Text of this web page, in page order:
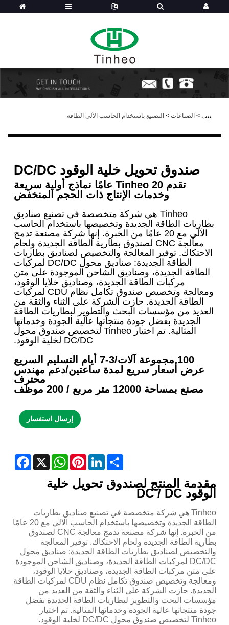
بيت > الصناعات > التصنيع باستخدام الحاسب الآلي الطاقة
صندوق تحويل خلية الوقود DC/DC
تقدم Tinheo 20 عامًا نماذج أولية سريعة
وخدمات الإنتاج ذات الحجم المنخفض
Tinheo هي شركة متخصصة في تصنيع صناديق
بطاريات الطاقة الجديدة وتخصيصها باستخدام الحاسب
الآلي مع 20 عامًا من الخبرة. إنها شركة مصنعة تدمج
معالجة CNC لصندوق بطارية الطاقة الجديدة ولحام
الاحتكاك. توفير المعالجة والتخصيص لصناديق بطاريات
الطاقة الجديدة: صناديق محول DC/DC لمركبات
الطاقة الجديدة، وصناديق الشاحن الموجودة على متن
مركبات الطاقة الجديدة، وصناديق خلايا الوقود،
ومعالجة وتخصيص صندوق تكامل نظام CDU لمركبات
الطاقة الجديدة. حازت الشركة على الثناء والثقة من
العديد من مؤسسات البحث والتطوير لبطاريات الطاقة
الجديدة بفضل جودة منتجاتها عالية الجودة وخدماتها
المثالية. تم اختيار Tinheo لتخصيص صندوق محول
DC/DC لخلية الوقود.
100 مجموعة آلات/3-7 أيام التسليم السريع
عرض أسعار سريع لمدة ساعتين/دعم مهندس
محترف
مصنع بمساحة 12000 متر مربع / 200 موظف
إرسال استفسار
X
WhatsAppPinterestLinkedInShare
مقدمة المنتج لصندوق تحويل خلية
الوقود DC / DC
Tinheo هي شركة متخصصة في تصنيع صناديق بطاريات
الطاقة الجديدة وتخصيصها باستخدام الحاسب الآلي مع 20 عامًا
من الخبرة. إنها شركة مصنعة تدمج معالجة CNC لصندوق
بطارية الطاقة الجديدة ولحام الاحتكاك. توفير المعالجة
والتخصيص لصناديق بطاريات الطاقة الجديدة: صناديق محول
DC/DC لمركبات الطاقة الجديدة، وصناديق الشاحن الموجودة
على متن مركبات الطاقة الجديدة، وصناديق خلايا الوقود،
ومعالجة وتخصيص صندوق تكامل نظام CDU لمركبات الطاقة
الجديدة. حازت الشركة على الثناء والثقة من العديد من
مؤسسات البحث والتطوير لبطاريات الطاقة الجديدة بفضل
جودة منتجاتها عالية الجودة وخدماتها المثالية. تم اختيار
Tinheo لتخصيص صندوق محول DC/DC لخلية الوقود.